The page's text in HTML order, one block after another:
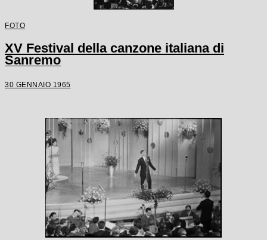
FOTO
XV Festival della canzone italiana di
Sanremo
30 GENNAIO 1965